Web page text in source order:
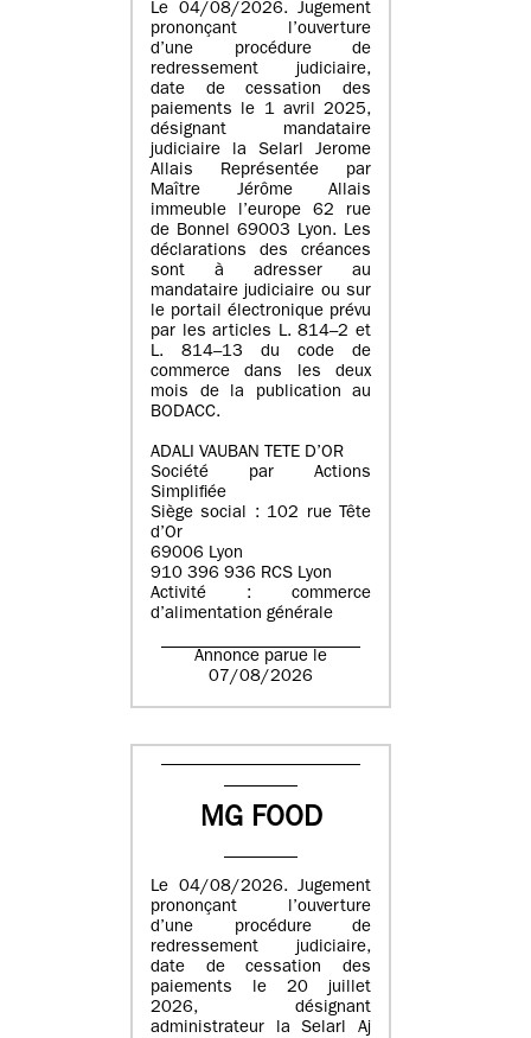
Le 04/08/2026. Jugement
prononçant l’ouverture
d’une procédure de
redressement judiciaire,
date de cessation des
paiements le 1 avril 2025,
désignant mandataire
judiciaire la Selarl Jerome
Allais Représentée par
Maître Jérôme Allais
immeuble l’europe 62 rue
de Bonnel 69003 Lyon. Les
déclarations des créances
sont à adresser au
mandataire judiciaire ou sur
le portail électronique prévu
par les articles L. 814–2 et
L. 814–13 du code de
commerce dans les deux
mois de la publication au
BODACC.
ADALI VAUBAN TETE D’OR
Société par Actions
Simplifiée
Siège social : 102 rue Tête
d’Or
69006 Lyon
910 396 936 RCS Lyon
Activité : commerce
d’alimentation générale
Annonce parue le
07/08/2026
MG FOOD
Le 04/08/2026. Jugement
prononçant l’ouverture
d’une procédure de
redressement judiciaire,
date de cessation des
paiements le 20 juillet
2026, désignant
administrateur la Selarl Aj